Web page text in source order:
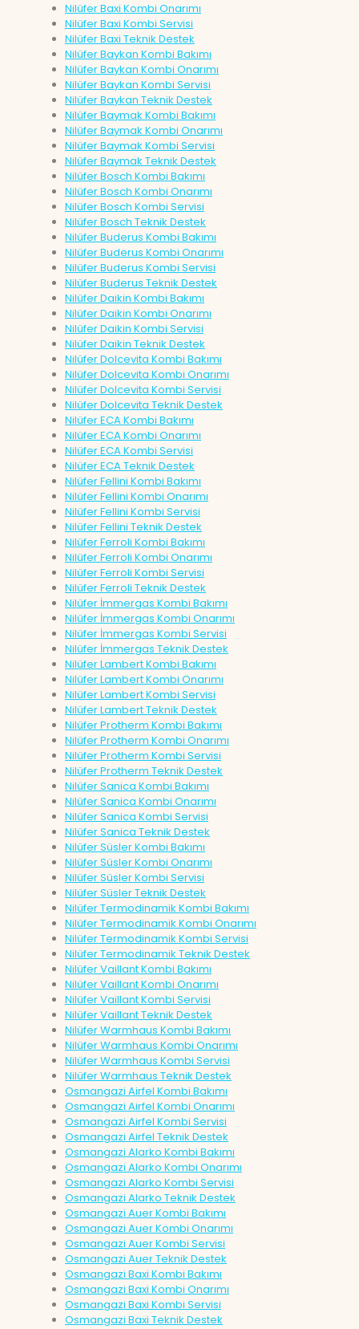
Nilüfer Baxi Kombi Onarımı
Nilüfer Baxi Kombi Servisi
Nilüfer Baxi Teknik Destek
Nilüfer Baykan Kombi Bakımı
Nilüfer Baykan Kombi Onarımı
Nilüfer Baykan Kombi Servisi
Nilüfer Baykan Teknik Destek
Nilüfer Baymak Kombi Bakımı
Nilüfer Baymak Kombi Onarımı
Nilüfer Baymak Kombi Servisi
Nilüfer Baymak Teknik Destek
Nilüfer Bosch Kombi Bakımı
Nilüfer Bosch Kombi Onarımı
Nilüfer Bosch Kombi Servisi
Nilüfer Bosch Teknik Destek
Nilüfer Buderus Kombi Bakımı
Nilüfer Buderus Kombi Onarımı
Nilüfer Buderus Kombi Servisi
Nilüfer Buderus Teknik Destek
Nilüfer Daikin Kombi Bakımı
Nilüfer Daikin Kombi Onarımı
Nilüfer Daikin Kombi Servisi
Nilüfer Daikin Teknik Destek
Nilüfer Dolcevita Kombi Bakımı
Nilüfer Dolcevita Kombi Onarımı
Nilüfer Dolcevita Kombi Servisi
Nilüfer Dolcevita Teknik Destek
Nilüfer ECA Kombi Bakımı
Nilüfer ECA Kombi Onarımı
Nilüfer ECA Kombi Servisi
Nilüfer ECA Teknik Destek
Nilüfer Fellini Kombi Bakımı
Nilüfer Fellini Kombi Onarımı
Nilüfer Fellini Kombi Servisi
Nilüfer Fellini Teknik Destek
Nilüfer Ferroli Kombi Bakımı
Nilüfer Ferroli Kombi Onarımı
Nilüfer Ferroli Kombi Servisi
Nilüfer Ferroli Teknik Destek
Nilüfer İmmergas Kombi Bakımı
Nilüfer İmmergas Kombi Onarımı
Nilüfer İmmergas Kombi Servisi
Nilüfer İmmergas Teknik Destek
Nilüfer Lambert Kombi Bakımı
Nilüfer Lambert Kombi Onarımı
Nilüfer Lambert Kombi Servisi
Nilüfer Lambert Teknik Destek
Nilüfer Protherm Kombi Bakımı
Nilüfer Protherm Kombi Onarımı
Nilüfer Protherm Kombi Servisi
Nilüfer Protherm Teknik Destek
Nilüfer Sanica Kombi Bakımı
Nilüfer Sanica Kombi Onarımı
Nilüfer Sanica Kombi Servisi
Nilüfer Sanica Teknik Destek
Nilüfer Süsler Kombi Bakımı
Nilüfer Süsler Kombi Onarımı
Nilüfer Süsler Kombi Servisi
Nilüfer Süsler Teknik Destek
Nilüfer Termodinamik Kombi Bakımı
Nilüfer Termodinamik Kombi Onarımı
Nilüfer Termodinamik Kombi Servisi
Nilüfer Termodinamik Teknik Destek
Nilüfer Vaillant Kombi Bakımı
Nilüfer Vaillant Kombi Onarımı
Nilüfer Vaillant Kombi Servisi
Nilüfer Vaillant Teknik Destek
Nilüfer Warmhaus Kombi Bakımı
Nilüfer Warmhaus Kombi Onarımı
Nilüfer Warmhaus Kombi Servisi
Nilüfer Warmhaus Teknik Destek
Osmangazi Airfel Kombi Bakımı
Osmangazi Airfel Kombi Onarımı
Osmangazi Airfel Kombi Servisi
Osmangazi Airfel Teknik Destek
Osmangazi Alarko Kombi Bakımı
Osmangazi Alarko Kombi Onarımı
Osmangazi Alarko Kombi Servisi
Osmangazi Alarko Teknik Destek
Osmangazi Auer Kombi Bakımı
Osmangazi Auer Kombi Onarımı
Osmangazi Auer Kombi Servisi
Osmangazi Auer Teknik Destek
Osmangazi Baxi Kombi Bakımı
Osmangazi Baxi Kombi Onarımı
Osmangazi Baxi Kombi Servisi
Osmangazi Baxi Teknik Destek